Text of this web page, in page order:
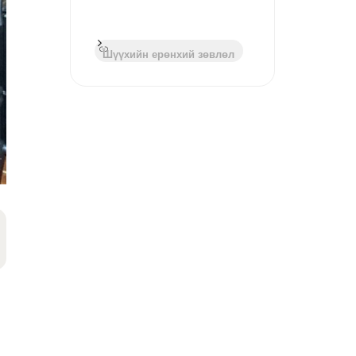
Шүүхийн ерөнхий зөвлөл